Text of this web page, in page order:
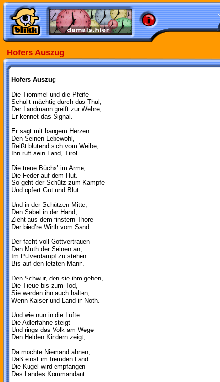
Hofers Auszug
Hofers Auszug
Die Trommel und die Pfeife
Schallt mächtig durch das Thal,
Der Landmann greift zur Wehre,
Er kennet das Signal.
Er sagt mit bangem Herzen
Den Seinen Lebewohl,
Reißt blutend sich vom Weibe,
Ihn ruft sein Land, Tirol.
Die treue Büchs’ im Arme,
Die Feder auf dem Hut,
So geht der Schütz zum Kampfe
Und opfert Gut und Blut.
Und in der Schützen Mitte,
Den Säbel in der Hand,
Zieht aus dem finstern Thore
Der bied’re Wirth vom Sand.
Der facht voll Gottvertrauen
Den Muth der Seinen an,
Im Pulverdampf zu stehen
Bis auf den letzten Mann.
Den Schwur, den sie ihm geben,
Die Treue bis zum Tod,
Sie werden ihn auch halten,
Wenn Kaiser und Land in Noth.
Und wie nun in die Lüfte
Die Adlerfahne steigt
Und rings das Volk am Wege
Den Helden Kindern zeigt,
Da mochte Niemand ahnen,
Daß einst im fremden Land
Die Kugel wird empfangen
Des Landes Kommandant.